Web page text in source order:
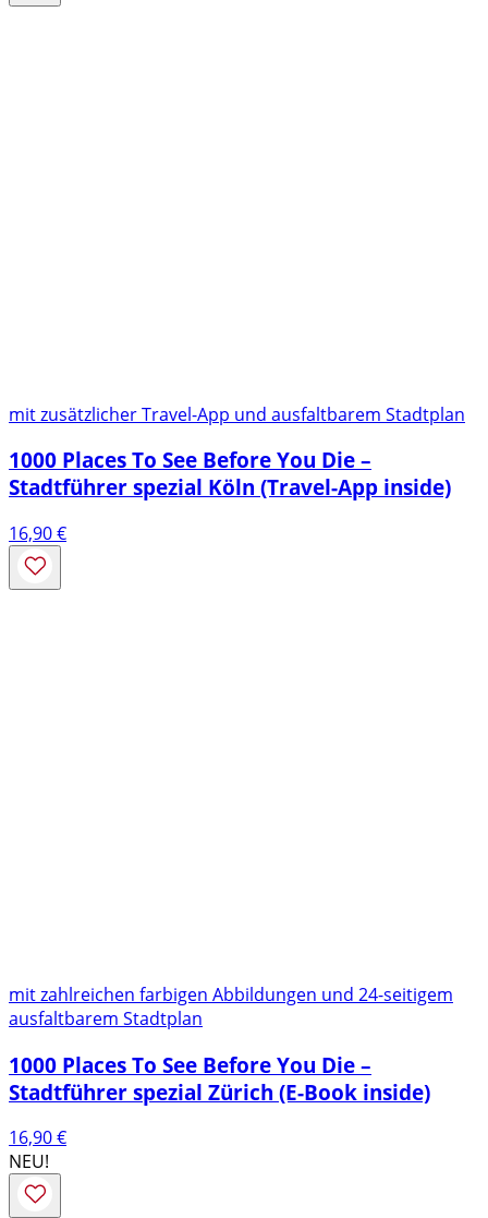
mit zusätzlicher Travel-App und ausfaltbarem Stadtplan
1000 Places To See Before You Die –
Stadtführer spezial Köln (Travel-App inside)
16,90€
mit zahlreichen farbigen Abbildungen und 24-seitigem
ausfaltbarem Stadtplan
1000 Places To See Before You Die –
Stadtführer spezial Zürich (E-Book inside)
16,90€
NEU!